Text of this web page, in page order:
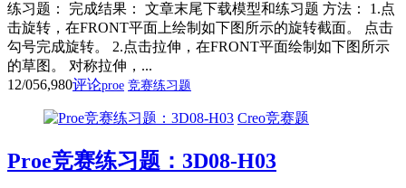
练习题： 完成结果： 文章末尾下载模型和练习题 方法： 1.点
击旋转，在FRONT平面上绘制如下图所示的旋转截面。 点击
勾号完成旋转。 2.点击拉伸，在FRONT平面绘制如下图所示
的草图。 对称拉伸，...
12/056,980评论proe 竞赛练习题
Creo竞赛题
Proe竞赛练习题：3D08-H03